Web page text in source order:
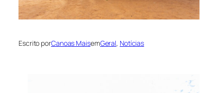
Escrito porCanoas MaisemGeral, Notícias